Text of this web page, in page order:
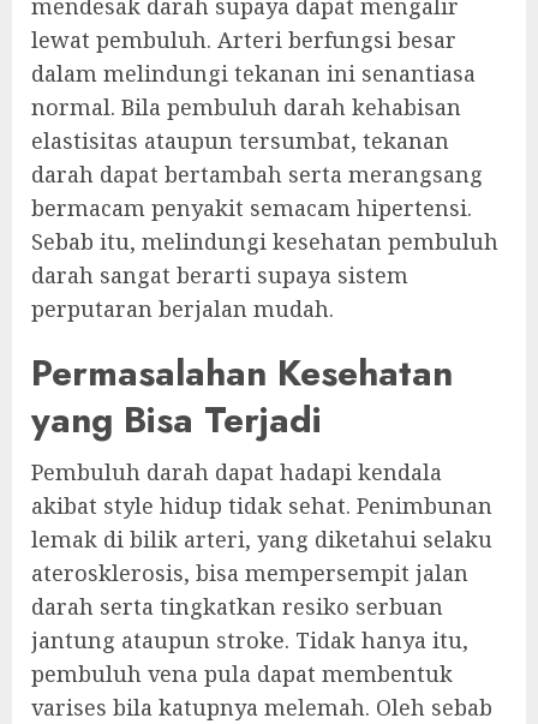
mendesak darah supaya dapat mengalir
lewat pembuluh. Arteri berfungsi besar
dalam melindungi tekanan ini senantiasa
normal. Bila pembuluh darah kehabisan
elastisitas ataupun tersumbat, tekanan
darah dapat bertambah serta merangsang
bermacam penyakit semacam hipertensi.
Sebab itu, melindungi kesehatan pembuluh
darah sangat berarti supaya sistem
perputaran berjalan mudah.
Permasalahan Kesehatan
yang Bisa Terjadi
Pembuluh darah dapat hadapi kendala
akibat style hidup tidak sehat. Penimbunan
lemak di bilik arteri, yang diketahui selaku
aterosklerosis, bisa mempersempit jalan
darah serta tingkatkan resiko serbuan
jantung ataupun stroke. Tidak hanya itu,
pembuluh vena pula dapat membentuk
varises bila katupnya melemah. Oleh sebab